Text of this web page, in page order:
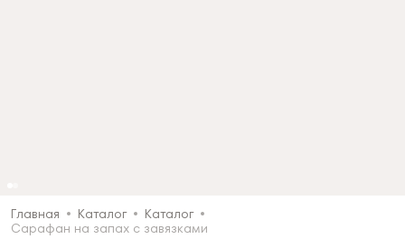
Главная Каталог
Каталог
Сарафан на запах с завязками